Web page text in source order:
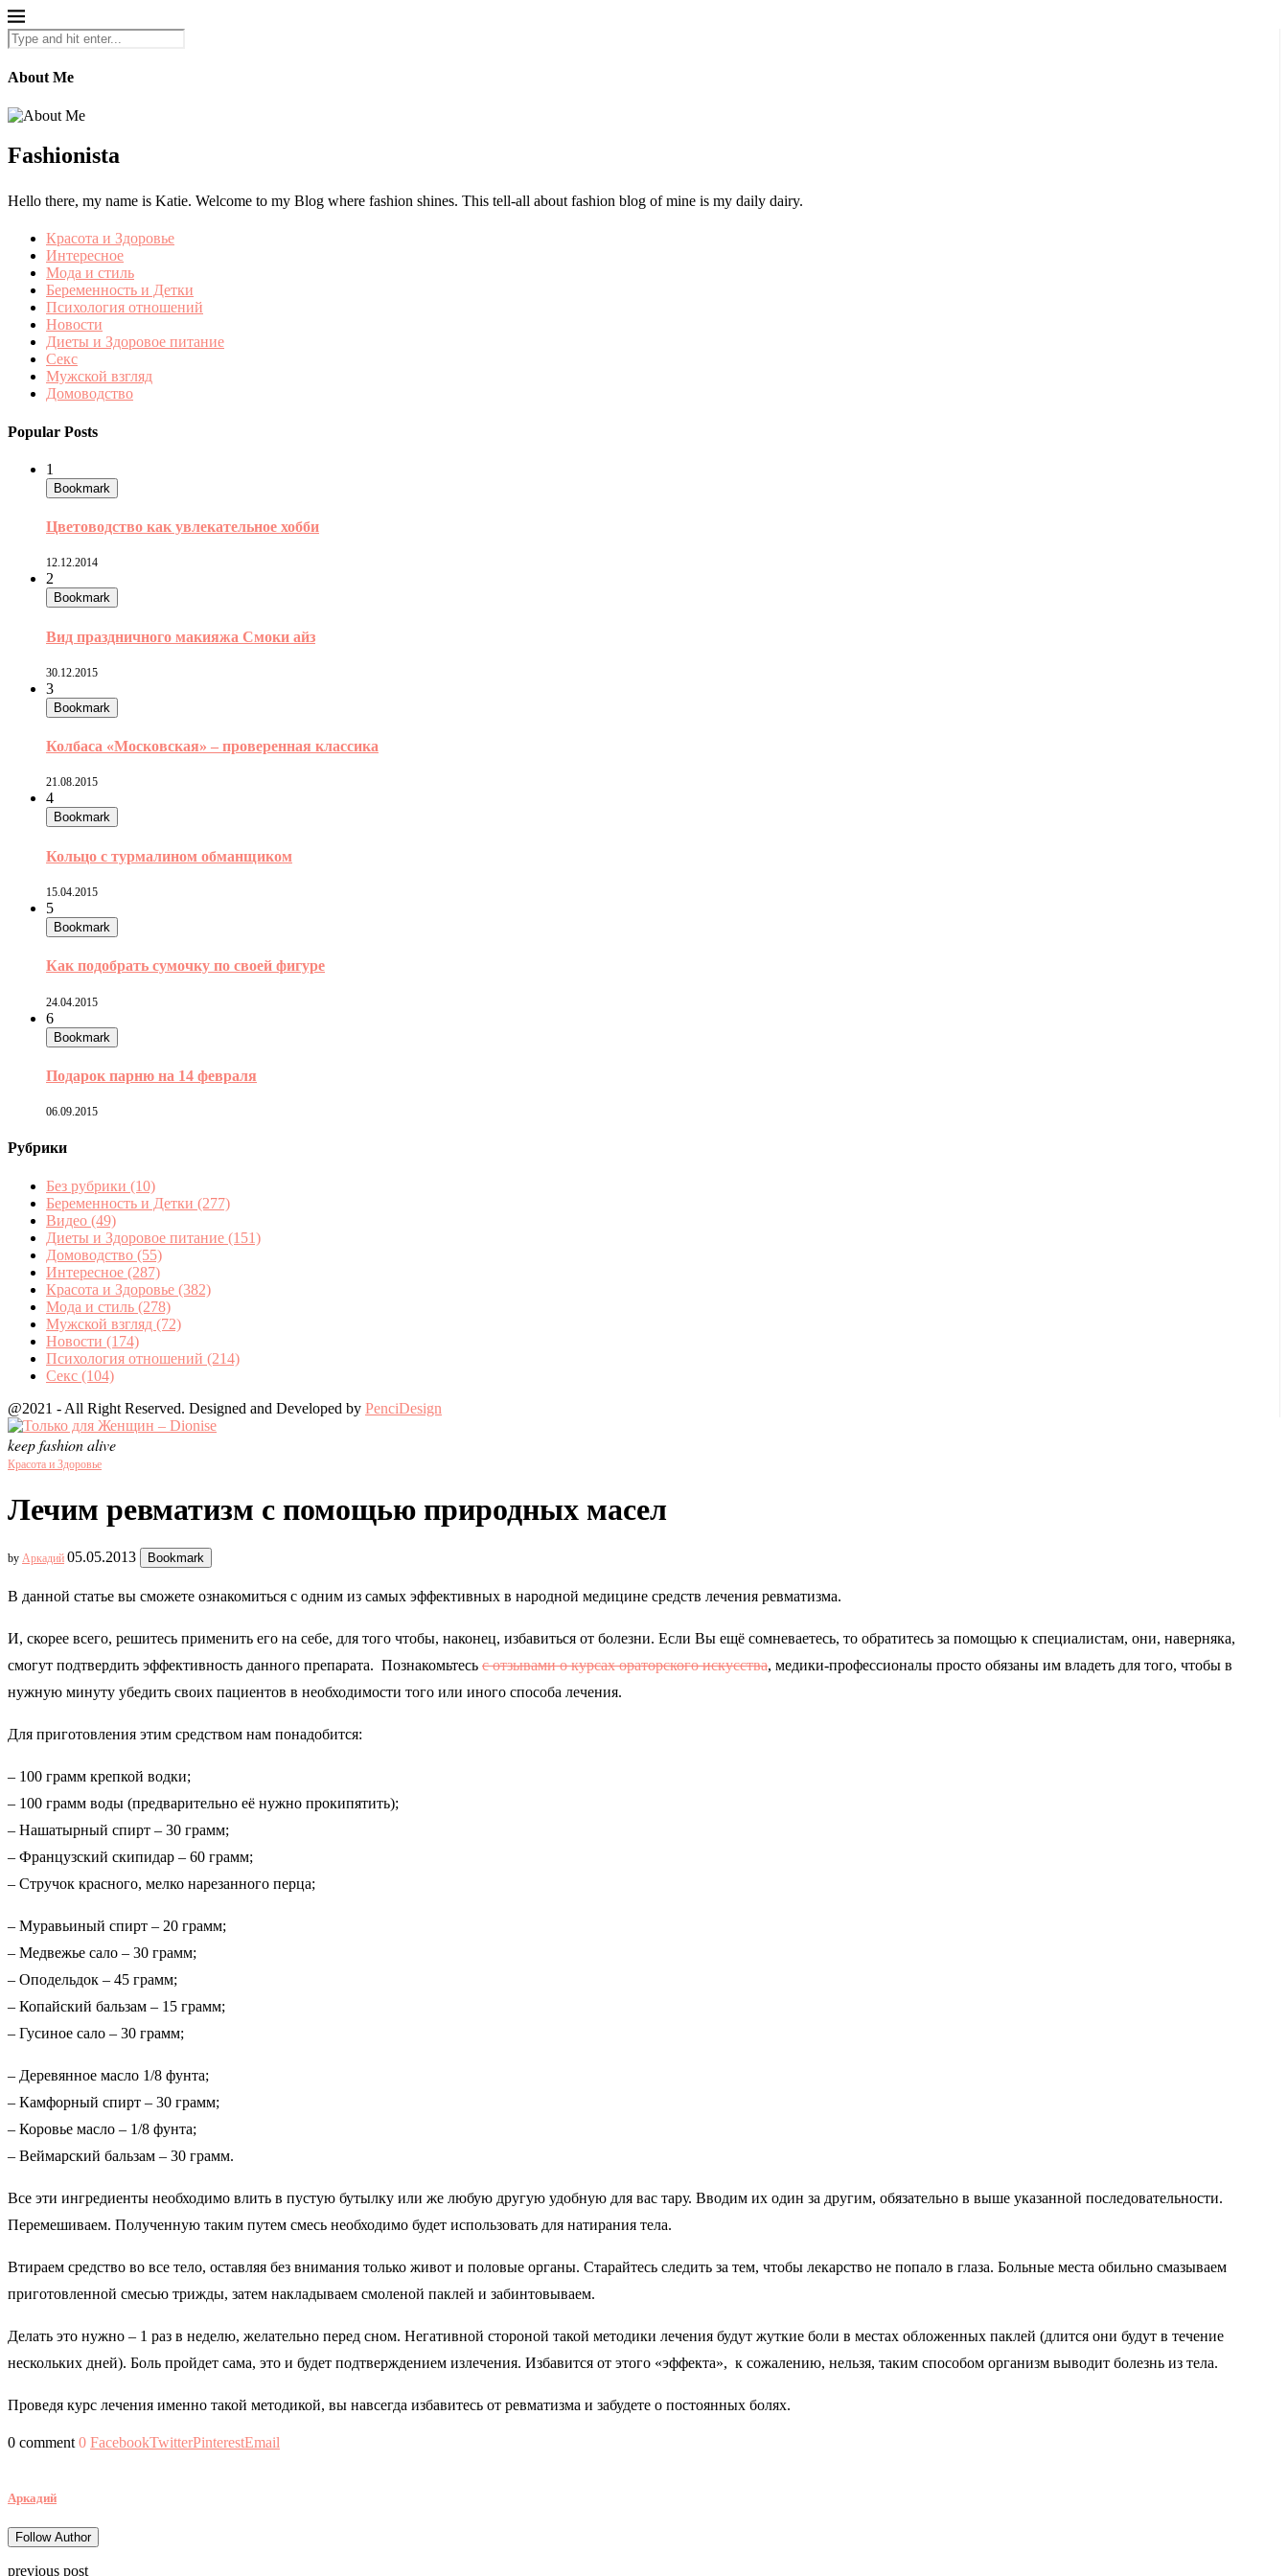
About Me
Fashionista
Hello there, my name is Katie. Welcome to my Blog where fashion shines. This tell-all about fashion blog of mine is my daily dairy.
Красота и Здоровье
Интересное
Мода и стиль
Беременность и Детки
Психология отношений
Новости
Диеты и Здоровое питание
Секс
Мужской взгляд
Домоводство
Popular Posts
1
Bookmark
Цветоводство как увлекательное хобби
12.12.2014
2
Bookmark
Вид праздничного макияжа Смоки айз
30.12.2015
3
Bookmark
Колбаса «Московская» – проверенная классика
21.08.2015
4
Bookmark
Кольцо с турмалином обманщиком
15.04.2015
5
Bookmark
Как подобрать сумочку по своей фигуре
24.04.2015
6
Bookmark
Подарок парню на 14 февраля
06.09.2015
Рубрики
Без рубрики (10)
Беременность и Детки (277)
Видео (49)
Диеты и Здоровое питание (151)
Домоводство (55)
Интересное (287)
Красота и Здоровье (382)
Мода и стиль (278)
Мужской взгляд (72)
Новости (174)
Психология отношений (214)
Секс (104)
@2021 - All Right Reserved. Designed and Developed by PenciDesign
keep fashion alive
Красота и Здоровье
Лечим ревматизм с помощью природных масел
by Аркадий 05.05.2013 Bookmark
В данной статье вы сможете ознакомиться с одним из самых эффективных в народной медицине средств лечения ревматизма.
И, скорее всего, решитесь применить его на себе, для того чтобы, наконец, избавиться от болезни. Если Вы ещё сомневаетесь, то обратитесь за помощью к специалистам, они, наверняка,
смогут подтвердить эффективность данного препарата. Познакомьтесь с отзывами о курсах ораторского искусства, медики-профессионалы просто обязаны им владеть для того, чтобы в
нужную минуту убедить своих пациентов в необходимости того или иного способа лечения.
Для приготовления этим средством нам понадобится:
– 100 грамм крепкой водки;
– 100 грамм воды (предварительно её нужно прокипятить);
– Нашатырный спирт – 30 грамм;
– Французский скипидар – 60 грамм;
– Стручок красного, мелко нарезанного перца;
– Муравьиный спирт – 20 грамм;
– Медвежье сало – 30 грамм;
– Оподельдок – 45 грамм;
– Копайский бальзам – 15 грамм;
– Гусиное сало – 30 грамм;
– Деревянное масло 1/8 фунта;
– Камфорный спирт – 30 грамм;
– Коровье масло – 1/8 фунта;
– Веймарский бальзам – 30 грамм.
Все эти ингредиенты необходимо влить в пустую бутылку или же любую другую удобную для вас тару. Вводим их один за другим, обязательно в выше указанной последовательности.
Перемешиваем. Полученную таким путем смесь необходимо будет использовать для натирания тела.
Втираем средство во все тело, оставляя без внимания только живот и половые органы. Старайтесь следить за тем, чтобы лекарство не попало в глаза. Больные места обильно смазываем
приготовленной смесью трижды, затем накладываем смоленой паклей и забинтовываем.
Делать это нужно – 1 раз в неделю, желательно перед сном. Негативной стороной такой методики лечения будут жуткие боли в местах обложенных паклей (длится они будут в течение
нескольких дней). Боль пройдет сама, это и будет подтверждением излечения. Избавится от этого «эффекта», к сожалению, нельзя, таким способом организм выводит болезнь из тела.
Проведя курс лечения именно такой методикой, вы навсегда избавитесь от ревматизма и забудете о постоянных болях.
0 comment 0 FacebookTwitterPinterestEmail
Аркадий
Follow Author
previous post